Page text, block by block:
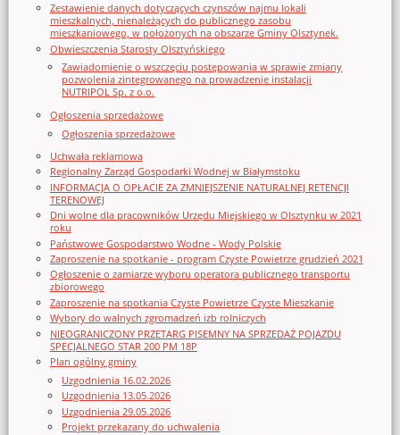
Zestawienie danych dotyczących czynszów najmu lokali
mieszkalnych, nienależących do publicznego zasobu
mieszkaniowego, w położonych na obszarze Gminy Olsztynek.
Obwieszczenia Starosty Olsztyńskiego
Zawiadomienie o wszczęciu postępowania w sprawie zmiany
pozwolenia zintegrowanego na prowadzenie instalacji
NUTRIPOL Sp. z o.o.
Ogłoszenia sprzedażowe
Ogłoszenia sprzedażowe
Uchwała reklamowa
Regionalny Zarząd Gospodarki Wodnej w Białymstoku
INFORMACJA O OPŁACIE ZA ZMNIEJSZENIE NATURALNEJ RETENCJI
TERENOWEJ
Dni wolne dla pracowników Urzędu Miejskiego w Olsztynku w 2021
roku
Państwowe Gospodarstwo Wodne - Wody Polskie
Zaproszenie na spotkanie - program Czyste Powietrze grudzień 2021
Ogłoszenie o zamiarze wyboru operatora publicznego transportu
zbiorowego
Zaproszenie na spotkania Czyste Powietrze Czyste Mieszkanie
Wybory do walnych zgromadzeń izb rolniczych
NIEOGRANICZONY PRZETARG PISEMNY NA SPRZEDAŻ POJAZDU
SPECJALNEGO STAR 200 PM 18P
Plan ogólny gminy
Uzgodnienia 16.02.2026
Uzgodnienia 13.05.2026
Uzgodnienia 29.05.2026
Projekt przekazany do uchwalenia